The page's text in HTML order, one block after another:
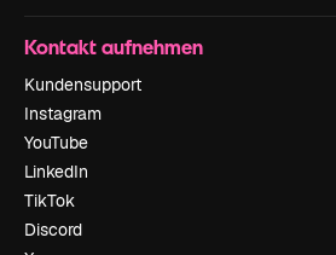
Kontakt aufnehmen
Kundensupport
Instagram
YouTube
LinkedIn
TikTok
Discord